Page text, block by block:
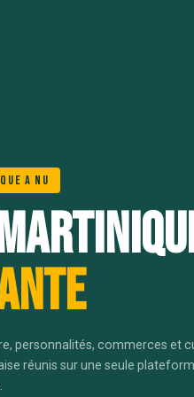
A Nu
personnalités, commerces et
réunis sur une seule